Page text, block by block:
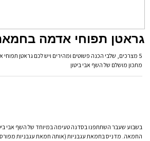
גראטן תפוחי אדמה
5 מצרכים, שלבי הכנה פשוטים ומהירים ויש לכם גראטן
מתכון מושלם של השף אבי ביטון
החמאה. מדניס בחמאת עגבניות (אותה חמאת עגבניות